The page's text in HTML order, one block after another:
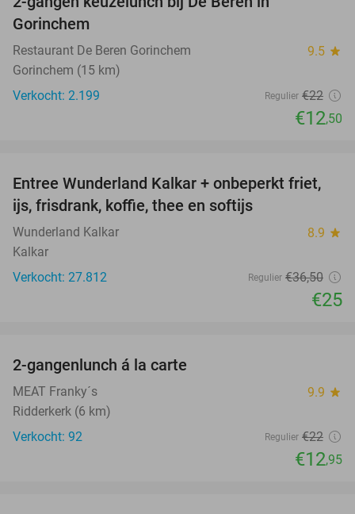
Gorinchem
Restaurant De Beren Gorinchem 9.5 star
Gorinchem (15 km)
Verkocht: 2.199
Regulier €22
€12,50
32%
Entree Wunderland Kalkar + onbeperkt friet,
ijs, frisdrank, koffie, thee en softijs
Wunderland Kalkar 8.9 star
Kalkar
Verkocht: 27.812
Regulier €36,50
€25
2-gangenlunch á la carte
MEAT Franky´s 9.9 star
Ridderkerk (6 km)
Verkocht: 92
Regulier €22
€12,95